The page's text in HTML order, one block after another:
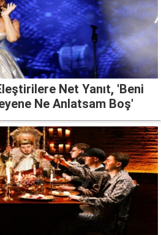
Net Yanıt, 'Beni
Ne Anlatsam Boş'